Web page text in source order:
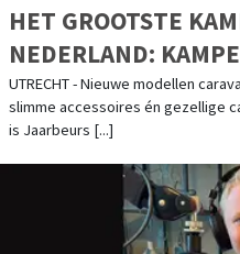
HET GROOTSTE
NEDERLAND:
JAARBEURS
UTRECHT - Nieuwe modellen
slimme accessoires én gezellige
is Jaarbeurs [...]